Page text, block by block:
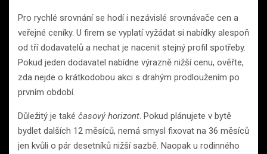
Pro rychlé srovnání se hodí i nezávislé srovnávače cen a
veřejné ceníky. U firem se vyplatí vyžádat si nabídky alespoň
od tří dodavatelů a nechat je nacenit stejný profil spotřeby.
Pokud jeden dodavatel nabídne výrazně nižší cenu, ověřte,
zda nejde o krátkodobou akci s drahým prodloužením po
prvním období.
Důležitý je také časový horizont . Pokud plánujete v bytě
bydlet dalších 12 měsíců, nemá smysl fixovat na 36 měsíců
jen kvůli o pár desetníků nižší sazbě. Naopak u rodinného